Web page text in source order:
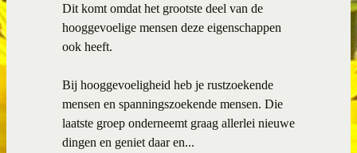
Dit komt omdat het grootste deel van de
hooggevoelige mensen deze eigenschappen
ook heeft.
Bij hooggevoeligheid heb je rustzoekende
mensen en spanningszoekende mensen. Die
laatste groep onderneemt graag allerlei nieuwe
dingen en geniet daar en...